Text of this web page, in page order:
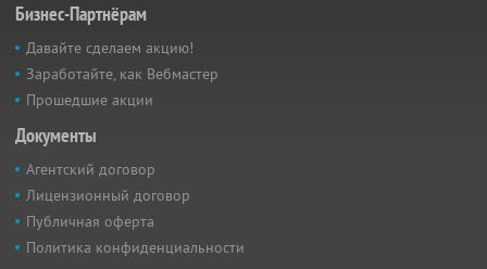
Бизнес-Партнёрам
Давайте сделаем акцию!
Заработайте, как Вебмастер
Прошедшие акции
Документы
Агентский договор
Лицензионный договор
Публичная оферта
Политика конфиденциальности